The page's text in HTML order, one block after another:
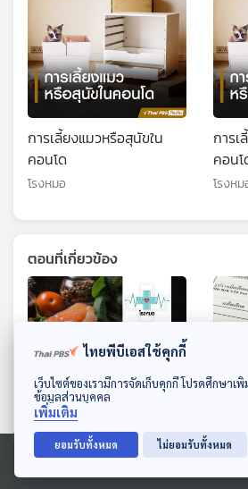
ดาวน์โหลด Thai PBS Podcast Application
Ⓒ 2020 องค์การกระจายเสียงและแพร่ภาพสาธารณะแห่งประเทศไ
การเลี้ยงแมวหรือสุนัขใน
คอนโด
โรงหมอ
การเ
คอน
โรงห
ตอนที่เกี่ยวข้อง
EP. 1167: โปรตีน กล้ามเนื้อ
ลดน้ำหนัก 3 สิ่งที่ขาดกันไม่
EP.
หมา
ไทยพีบีเอสใช้คุกกี้
เว็บไซต์ของเรามีการจัดเก็บคุกกี้ โปรดศึกษาเ
ข้อมูลส่วนบุคคล
เพิ่มเติม
ยอมรับทั้งหมด ไม่ยอมรับทั้งหมด